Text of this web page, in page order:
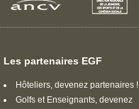
Les partenaires EGF
Hôteliers, devenez partenaires !
Golfs et Enseignants, devenez